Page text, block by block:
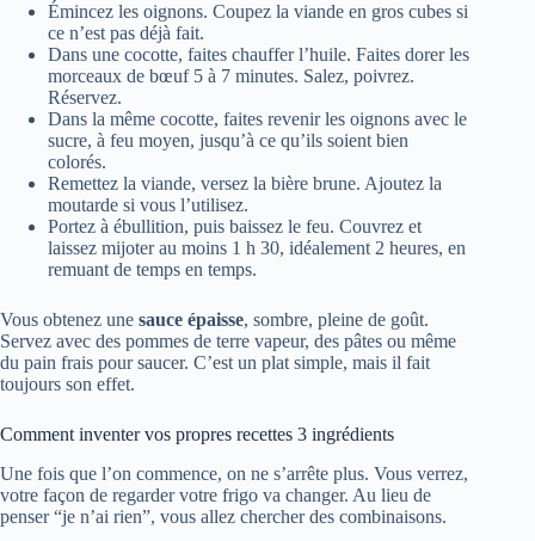
Émincez les oignons. Coupez la viande en gros cubes si
ce n’est pas déjà fait.
Dans une cocotte, faites chauffer l’huile. Faites dorer les
morceaux de bœuf 5 à 7 minutes. Salez, poivrez.
Réservez.
Dans la même cocotte, faites revenir les oignons avec le
sucre, à feu moyen, jusqu’à ce qu’ils soient bien
colorés.
Remettez la viande, versez la bière brune. Ajoutez la
moutarde si vous l’utilisez.
Portez à ébullition, puis baissez le feu. Couvrez et
laissez mijoter au moins 1 h 30, idéalement 2 heures, en
remuant de temps en temps.
Vous obtenez une sauce épaisse, sombre, pleine de goût.
Servez avec des pommes de terre vapeur, des pâtes ou même
du pain frais pour saucer. C’est un plat simple, mais il fait
toujours son effet.
Comment inventer vos propres recettes 3 ingrédients
Une fois que l’on commence, on ne s’arrête plus. Vous verrez,
votre façon de regarder votre frigo va changer. Au lieu de
penser “je n’ai rien”, vous allez chercher des combinaisons.